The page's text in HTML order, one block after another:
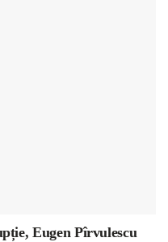
Eugen Pîrvulescu